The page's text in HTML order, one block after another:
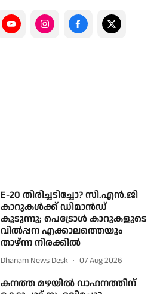
E-20 തിരിച്ചടിച്ചോ? സി.എൻ.ജി
കാറുകൾക്ക് ഡിമാൻഡ്
കൂടുന്നു; പെട്രോൾ കാറുകളുടെ
വിൽപ്പന എക്കാലത്തെയും
താഴ്ന്ന നിരക്കിൽ
Dhanam News Desk 07 Aug 2026
കനത്ത മഴയിൽ വാഹനത്തിന്